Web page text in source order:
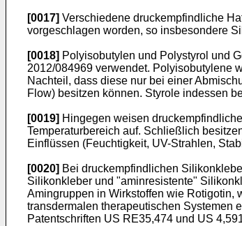
[0017] Verschiedene druckempfindliche
vorgeschlagen worden, so insbesondere
[0018] Polyisobutylen und Polystyrol und
2012/084969 verwendet. Polyisobutylene
Nachteil, dass diese nur bei einer
Flow) besitzen können. Styrole indessen
[0019] Hingegen weisen
Temperaturbereich auf. Schließlich
Einflüssen (Feuchtigkeit, UV-Strahlen,
[0020] Bei druckempfindlichen
Silikonkleber und "aminresistente"
Amingruppen in Wirkstoffen wie Rotigotin,
transdermalen therapeutischen Systemen
Patentschriften US RE35,474 und US